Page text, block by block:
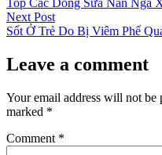
navigation
Top Các Dòng Sữa Nan Nga
Next PostNext
post:
Sốt Ở Trẻ Do Bị Viêm Phế
Leave a comment
Your email address will not be
marked *
Comment *